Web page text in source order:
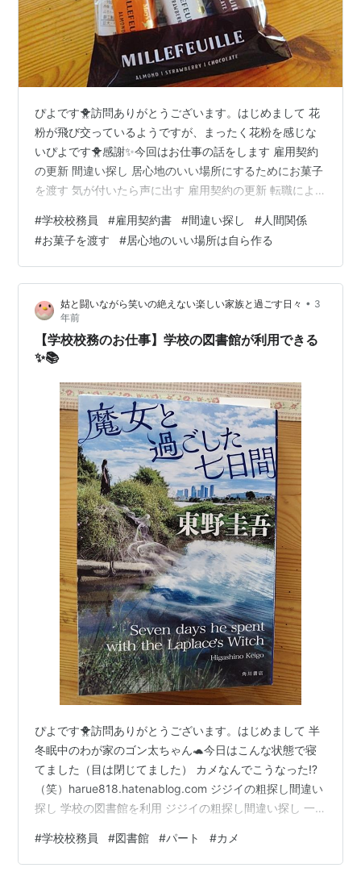
ぴよです🐥訪問ありがとうございます。はじめまして 花
粉が飛び交っているようですが、まったく花粉を感じな
いぴよです🐥感謝✨今回はお仕事の話をします 雇用契約
の更新 間違い探し 居心地のいい場所にするためにお菓子
を渡す 気が付いたら声に出す 雇用契約の更新 転職によ
毎の雇用契約になっています（配膳員は半年毎）4月から
新たに雇用契約を結ぶため、先週、雇用契約書をいただ
きました現在980円の時給が、4月から1,000円に私的に
は業務内容に難しいことは一切ないので、妥当な時給だ
と感じていますただ、ひとつだけひっかかることはあり
ます 同じ校務員である、7…
#学校校務員 #雇用契約書 #間違い探し #人間関係
#お菓子を渡す #居心地のいい場所は自ら作る
姑と闘いながら笑いの絶えない楽しい家族と過ごす日々 • 3
年前
【学校校務のお仕事】学校の図書館が利用できる
✨📚
ぴよです🐥訪問ありがとうございます。はじめまして 半
冬眠中のわが家のゴン太ちゃん🐢今日はこんな状態で寝
てました（目は閉じてました） カメなんでこうなった⁉
（笑）harue818.hatenablog.com ジジイの粗探し間違い
探し 学校の図書館を利用 ジジイの粗探し間違い探し 一
も⁉）相変わらずおかしなことばかりしますそうそう、年
末に発覚した２階トイレの窓から雑巾を絞っている事件
#学校校務員 #図書館 #パート #カメ